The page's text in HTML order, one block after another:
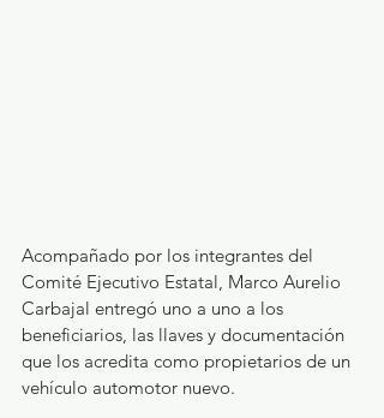
Acompañado por los integrantes del
Comité Ejecutivo Estatal, Marco Aurelio
Carbajal entregó uno a uno a los
beneficiarios, las llaves y documentación
que los acredita como propietarios de un
vehículo automotor nuevo.